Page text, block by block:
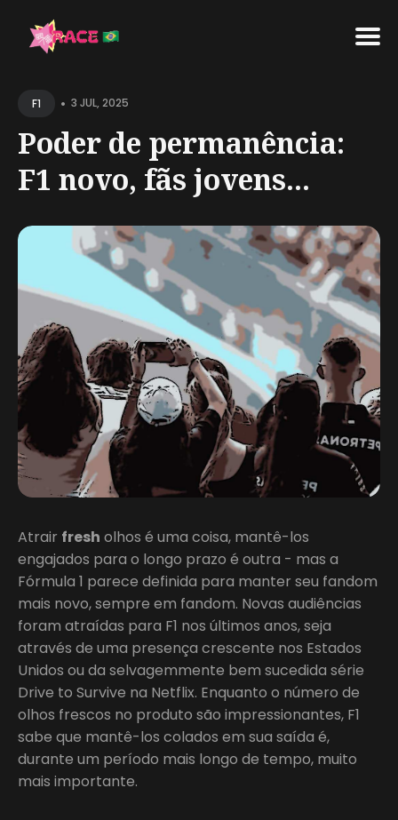
for
F1 • 3 JUL, 2025
Poder de permanência:
F1 novo, fãs jovens...
Atrair fresh olhos é uma coisa, mantê-los
engajados para o longo prazo é outra - mas a
Fórmula 1 parece definida para manter seu fandom
mais novo, sempre em fandom. Novas audiências
foram atraídas para F1 nos últimos anos, seja
através de uma presença crescente nos Estados
Unidos ou da selvagemmente bem sucedida série
Drive to Survive na Netflix. Enquanto o número de
olhos frescos no produto são impressionantes, F1
sabe que mantê-los colados em sua saída é,
durante um período mais longo de tempo, muito
mais importante.